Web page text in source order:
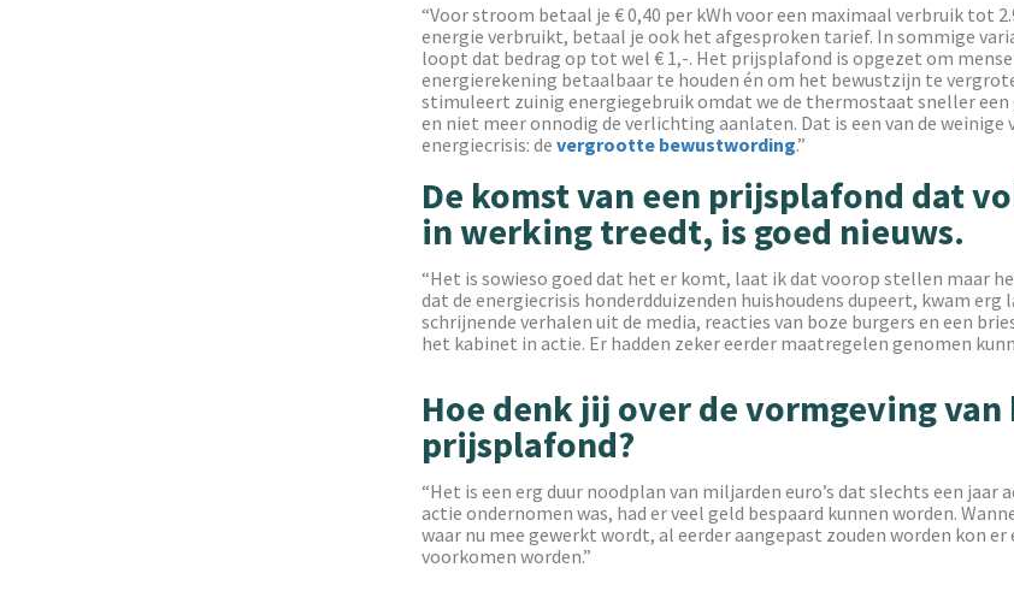
“Voor stroom betaal je € 0,40 per kWh voor een maximaal verbruik tot
energie verbruikt, betaal je ook het afgesproken tarief. In sommige
loopt dat bedrag op tot wel € 1,-. Het prijsplafond is opgezet om
energierekening betaalbaar te houden én om het bewustzijn te
stimuleert zuinig energiegebruik omdat we de thermostaat sneller
en niet meer onnodig de verlichting aanlaten. Dat is een van de weinige
energiecrisis: de vergrootte bewustwording.”
De komst van een prijsplafond dat
in werking treedt, is goed nieuws.
“Het is sowieso goed dat het er komt, laat ik dat voorop stellen maar
dat de energiecrisis honderdduizenden huishoudens dupeert, kwam erg
schrijnende verhalen uit de media, reacties van boze burgers en een
het kabinet in actie. Er hadden zeker eerder maatregelen genomen
Hoe denk jij over de vormgeving van
prijsplafond?
“Het is een erg duur noodplan van miljarden euro’s dat slechts een jaar
actie ondernomen was, had er veel geld bespaard kunnen worden.
waar nu mee gewerkt wordt, al eerder aangepast zouden worden kon er
voorkomen worden.”